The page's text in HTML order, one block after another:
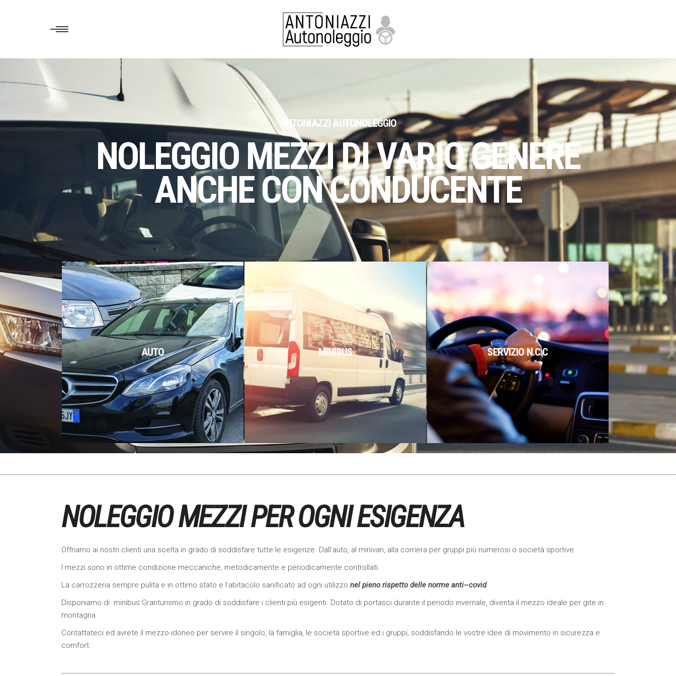
ANTONIAZZI AUTONOLEGGIO
NOLEGGIO MEZZI DI VARIO GENERE
ANCHE CON CONDUCENTE
AUTO
AUTO
Automobili per ogni tipo di esigenza.
MINIBUS
MINIBUS
Per gruppi più o meno numerosi, con o
senza conducente.
SERVIZIO N.C.C
SERVIZIO N.C.C
Per la vostra tranquillità e sicurezza.
NOLEGGIO MEZZI PER OGNI ESIGENZA
Offriamo ai nostri clienti una scelta in grado di soddisfare tutte le esigenze. Dall’auto, al minivan, alla corriera per gruppi più numerosi o società sportive.
I mezzi sono in ottime condizione meccaniche, metodicamente e periodicamente controllati.
La carrozzeria sempre pulita e in ottimo stato e l’abitacolo sanificato ad ogni utilizzo nel pieno rispetto delle norme anti–covid.
Disponiamo di minibus Granturismo in grado di soddisfare i clienti più esigenti. Dotato di portasci durante il periodo invernale, diventa il mezzo ideale per gite in
montagna.
Contattateci ed avrete il mezzo idoneo per servire il singolo, la famiglia, le società sportive ed i gruppi, soddisfando le vostre idee di movimento in sicurezza e
comfort.